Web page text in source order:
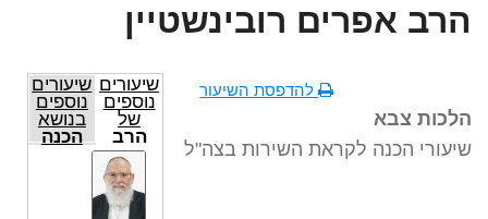
הרב אפרים רובינשטיין
להדפסת השיעור
הלכות צבא
שיעורי הכנה לקראת השירות בצה"ל
שיעורים
נוספים
של
הרב
אפרים
רובינשטיין
שיעורים
נוספים
בנושא
הכנה
לשירות